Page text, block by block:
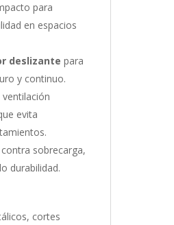
para
en espacios
deslizante para
y continuo.
evita
sobrecarga,
durabilidad.
cortes